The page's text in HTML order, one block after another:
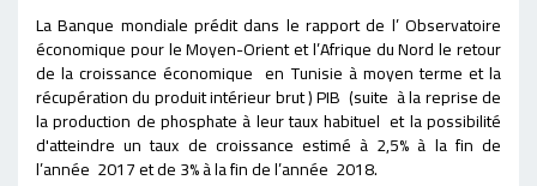
La Banque mondiale prédit dans le rapport de l’ Observatoire
économique pour le Moyen-Orient et l’Afrique du Nord le retour
de la croissance économique en Tunisie à moyen terme et la
récupération duproduit intérieur brut)PIB (suite à la reprise de
la production de phosphate à leur taux habituel et la possibilité
d'atteindre un taux de croissance estimé à 2,5% à la fin de
l’année 2017 et de 3% à la fin de l’année 2018.